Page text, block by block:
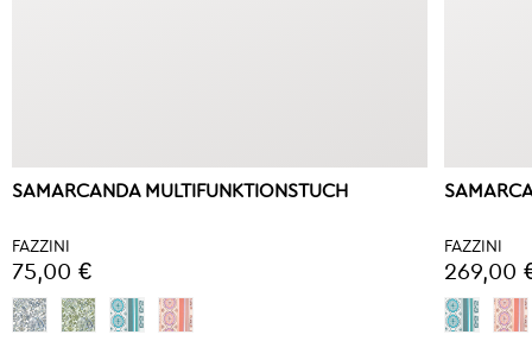
SAMARCANDA MULTIFUNKTIONSTUCH
FAZZINI
75,00 €
FAZZINI
269,00